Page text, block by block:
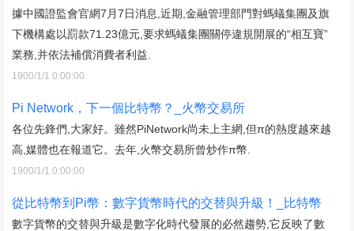
據中國證監會官網7月7日消息,近期,金融管理部門對螞蟻集團及旗
下機構處以罰款71.23億元,要求螞蟻集團關停違規開展的“相互寶”
業務,并依法補償消費者利益.
1900/1/1 0:00:00
Pi Network，下一個比特幣？_火幣交易所
各位先鋒們,大家好。雖然PiNetwork尚未上主網,但π的熱度越來越
高,媒體也在報道它。去年,火幣交易所曾炒作π幣.
1900/1/1 0:00:00
從比特幣到Pi幣：數字貨幣時代的交替與升級！_比特幣
數字貨幣的交替與升級是數字化時代發展的必然趨勢,它反映了數